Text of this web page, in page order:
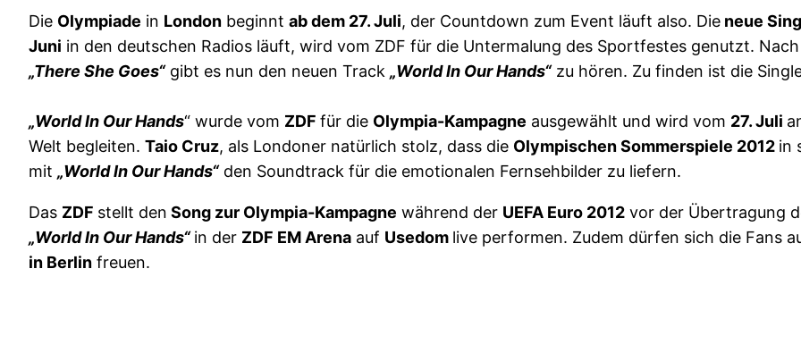
Die Olympiade in London beginnt ab dem 27. Juli, der Countdown zum Event läuft also. Die neue
Juni in den deutschen Radios läuft, wird vom ZDF für die Untermalung des Sportfestes genutzt. Nach
„There She Goes“gibt es nun den neuen Track „World In Our Hands“zu hören. Zu finden ist die
„World In Our Hands“ wurde vom ZDF für die Olympia-Kampagne ausgewählt und wird vom 27. Juli
Welt begleiten. Taio Cruz, als Londoner natürlich stolz, dass die Olympischen Sommerspiele 2012 in
mit „World In Our Hands“den Soundtrack für die emotionalen Fernsehbilder zu liefern.
Das ZDF stellt den Song zur Olympia-Kampagne während der UEFA Euro 2012 vor der Übertragung
„World In Our Hands“in der ZDF EM Arena auf Usedom live performen. Zudem dürfen sich die Fans
in Berlin freuen.